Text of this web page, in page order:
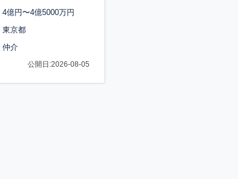
4億円〜4億5000万円
東京都
仲介
公開日:2026-08-05